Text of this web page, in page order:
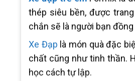
thép siêu bền, được
chắn sẽ là người bạn
Xe Đạp là món quà đặc
chất cũng như tinh thần.
học cách tự lập.